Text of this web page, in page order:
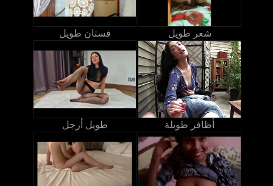
فستان طويل شعر طويل
طويل أرجل أظافر طويلة